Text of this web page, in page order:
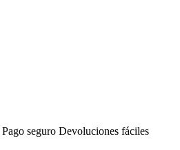
Pago seguro Devoluciones fáciles